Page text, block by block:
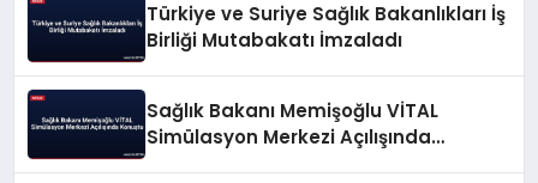
Türkiye ve Suriye Sağlık Bakanlıkları İş
Birliği Mutabakatı İmzaladı
Sağlık Bakanı Memişoğlu VİTAL
Simülasyon Merkezi Açılışında